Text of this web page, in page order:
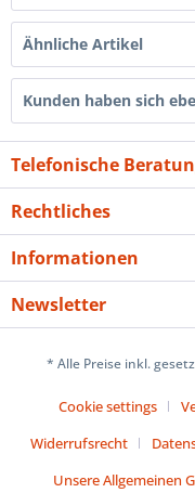
Ähnliche Artikel
Kunden haben sich
Telefonische
Rechtliches
Informationen
Newsletter
* Alle Preise inkl.
Cookie settings
Widerrufsrecht
Unsere Allgemeinen